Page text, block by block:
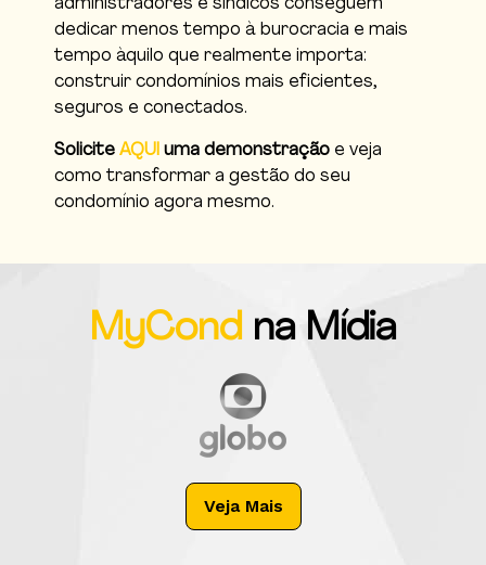
administradores e síndicos conseguem
dedicar menos tempo à burocracia e mais
tempo àquilo que realmente importa:
construir condomínios mais eficientes,
seguros e conectados.
Solicite AQUI uma demonstração e veja
como transformar a gestão do seu
condomínio agora mesmo.
MyCond na Mídia
Veja Mais